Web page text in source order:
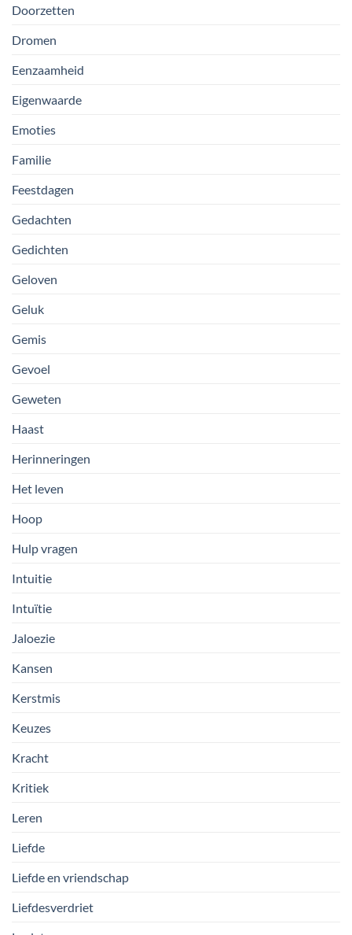
Doorzetten
Dromen
Eenzaamheid
Eigenwaarde
Emoties
Familie
Feestdagen
Gedachten
Gedichten
Geloven
Geluk
Gemis
Gevoel
Geweten
Haast
Herinneringen
Het leven
Hoop
Hulp vragen
Intuitie
Intuïtie
Jaloezie
Kansen
Kerstmis
Keuzes
Kracht
Kritiek
Leren
Liefde
Liefde en vriendschap
Liefdesverdriet